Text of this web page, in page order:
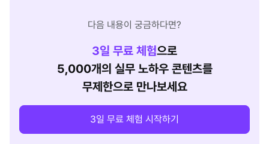
다음 내용이 궁금하다면?
3일 무료 체험으로
5,000개의 실무 노하우 콘텐츠를
무제한으로 만나보세요
3일 무료 체험 시작하기